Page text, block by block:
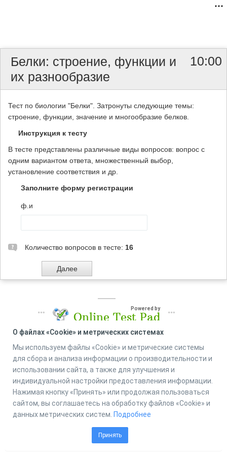
10:00
Белки: строение, функции и
их разнообразие
Тест по биологии "Белки". Затронуты следующие темы:
строение, функции, значение и многообразие белков.
Инструкция к тесту
В тесте представлены различные виды вопросов: вопрос с
одним вариантом ответа, множественный выбор,
установление соответствия и др.
Заполните форму регистрации
ф.и
Количество вопросов в тесте: 16
Powered by
Online Test Pad
О файлах «Cookie» и метрических системах
Мы используем файлы «Cookie» и метрические системы
для сбора и анализа информации о производительности и
использовании сайта, а также для улучшения и
индивидуальной настройки предоставления информации.
Нажимая кнопку «Принять» или продолжая пользоваться
сайтом, вы соглашаетесь на обработку файлов «Cookie» и
данных метрических систем. Подробнее
Принять